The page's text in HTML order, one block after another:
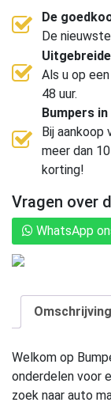
De
De
Als u op
48 uur.
Bumpers
Bij aankoop
meer dan
korting!
Vragen over
WhatsApp
Omschrijving
Welkom op
onderdelen voor
zoek naar auto